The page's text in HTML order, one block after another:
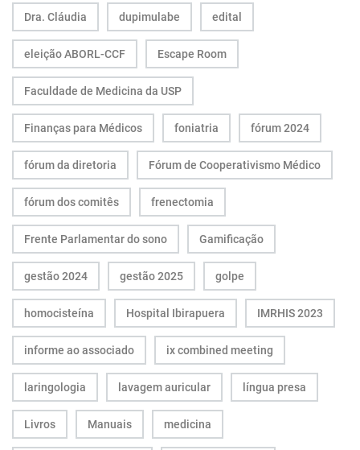
Dra. Cláudia dupimulabe edital
eleição ABORL-CCF Escape Room
Faculdade de Medicina da USP
Finanças para Médicos foniatria fórum 2024
fórum da diretoria Fórum de Cooperativismo Médico
fórum dos comitês frenectomia
Frente Parlamentar do sono Gamificação
gestão 2024 gestão 2025 golpe
homocisteína Hospital Ibirapuera IMRHIS 2023
informe ao associado ix combined meeting
laringologia lavagem auricular língua presa
Livros Manuais medicina